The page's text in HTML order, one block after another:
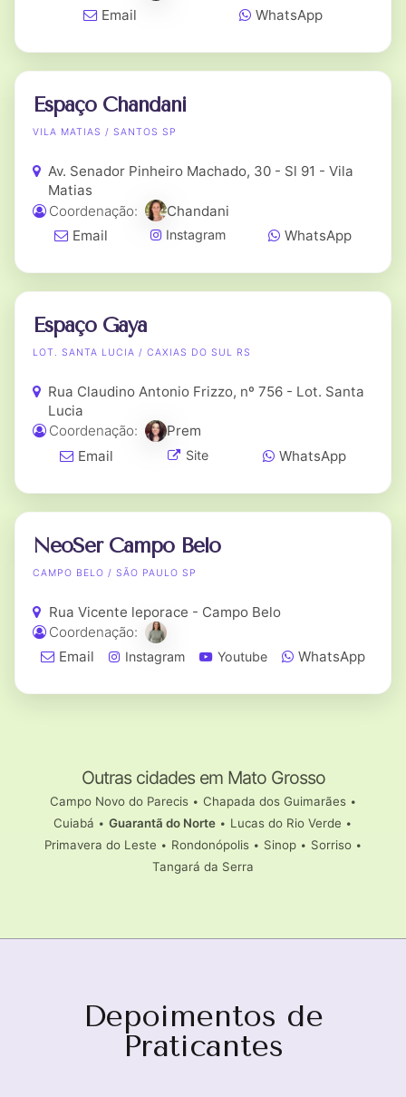
Email
WhatsApp
Espaço Chandani
VILA MATIAS / SANTOS SP
Av. Senador Pinheiro Machado, 30 - Sl 91 - Vila
Matias
Coordenação:
Chandani
Email
Instagram WhatsApp
Espaço Gaya
LOT. SANTA LUCIA / CAXIAS DO SUL RS
Rua Claudino Antonio Frizzo, nº 756 - Lot. Santa
Lucia
Coordenação:
Prem
Email
Site WhatsApp
NeoSer Campo Belo
CAMPO BELO / SÃO PAULO SP
Rua Vicente leporace - Campo Belo
Coordenação:
Email
Instagram Youtube WhatsApp
Outras cidades em Mato Grosso
Campo Novo do Parecis• Chapada dos Guimarães•
Cuiabá • Guarantã do Norte • Lucas do Rio Verde •
Primavera do Leste • Rondonópolis• Sinop• Sorriso•
Tangará da Serra
Depoimentos de
Praticantes